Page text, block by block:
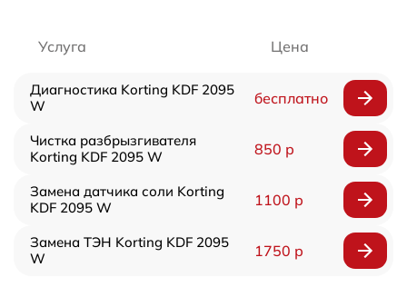
Услуга Цена
Диагностика Korting KDF 2095
W
бесплатно
Чистка разбрызгивателя
Korting KDF 2095 W
850 р
Замена датчика соли Korting
KDF 2095 W
1100 р
Замена ТЭН Korting KDF 2095
W
1750 р